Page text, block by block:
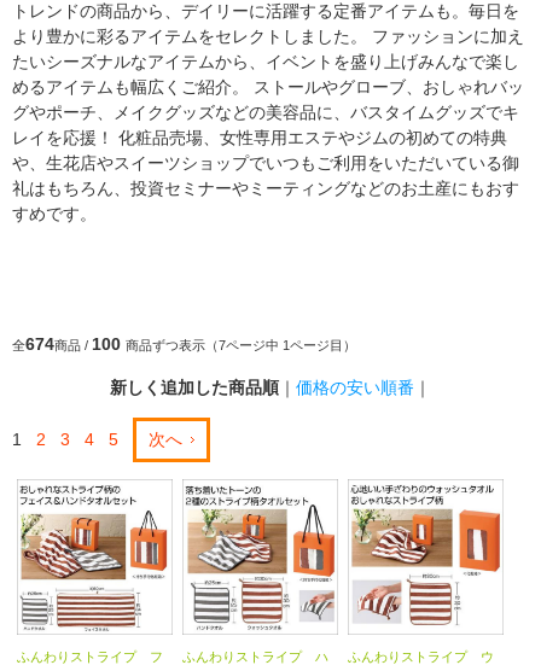
トレンドの商品から、デイリーに活躍する定番アイテムも。毎日を
より豊かに彩るアイテムをセレクトしました。 ファッションに加え
たいシーズナルなアイテムから、イベントを盛り上げみんなで楽し
めるアイテムも幅広くご紹介。 ストールやグローブ、おしゃれバッ
グやポーチ、メイクグッズなどの美容品に、バスタイムグッズでキ
レイを応援！ 化粧品売場、女性専用エステやジムの初めての特典
や、生花店やスイーツショップでいつもご利用をいただいている御
礼はもちろん、投資セミナーやミーティングなどのお土産にもおす
すめです。
全674商品 / 100 商品ずつ表示（7ページ中 1ページ目）
新しく追加した商品順 ｜ 価格の安い順番 ｜
1 2 3 4 5 次へ
ふんわりストライプ フ
ふんわりストライプ ハ
ふんわりストライプ ウ